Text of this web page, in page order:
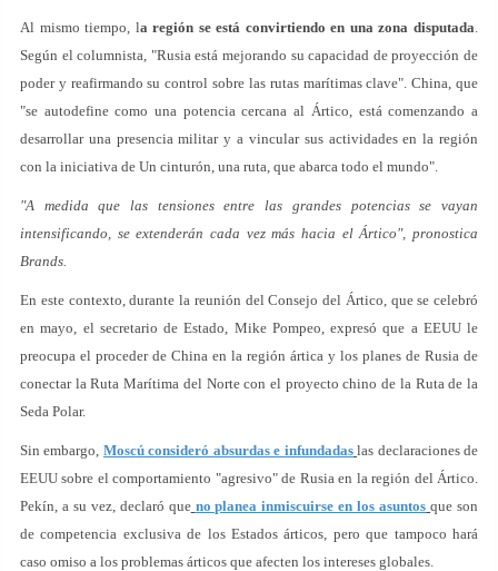
Al mismo tiempo, la región se está convirtiendo en una zona disputada.
Según el columnista, "Rusia está mejorando su capacidad de proyección de
poder y reafirmando su control sobre las rutas marítimas clave". China, que
"se autodefine como una potencia cercana al Ártico, está comenzando a
desarrollar una presencia militar y a vincular sus actividades en la región
con la iniciativa de Un cinturón, una ruta, que abarca todo el mundo".
"A medida que las tensiones entre las grandes potencias se vayan
intensificando, se extenderán cada vez más hacia el Ártico", pronostica
Brands.
En este contexto, durante la reunión del Consejo del Ártico, que se celebró
en mayo, el secretario de Estado, Mike Pompeo, expresó que a EEUU le
preocupa el proceder de China en la región ártica y los planes de Rusia de
conectar la Ruta Marítima del Norte con el proyecto chino de la Ruta de la
Seda Polar.
Sin embargo, Moscú consideró absurdas e infundadas las declaraciones de
EEUU sobre el comportamiento "agresivo" de Rusia en la región del Ártico.
Pekín, a su vez, declaró que no planea inmiscuirse en los asuntos que son
de competencia exclusiva de los Estados árticos, pero que tampoco hará
caso omiso a los problemas árticos que afecten los intereses globales.